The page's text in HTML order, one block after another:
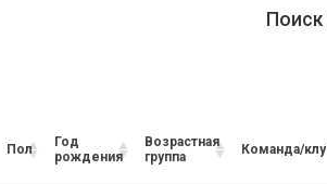
Пол
Год
рождения
Возрастная
группа
Команда/